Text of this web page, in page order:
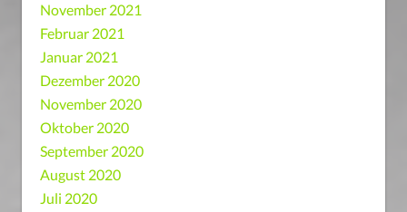
November 2021
Februar 2021
Januar 2021
Dezember 2020
November 2020
Oktober 2020
September 2020
August 2020
Juli 2020